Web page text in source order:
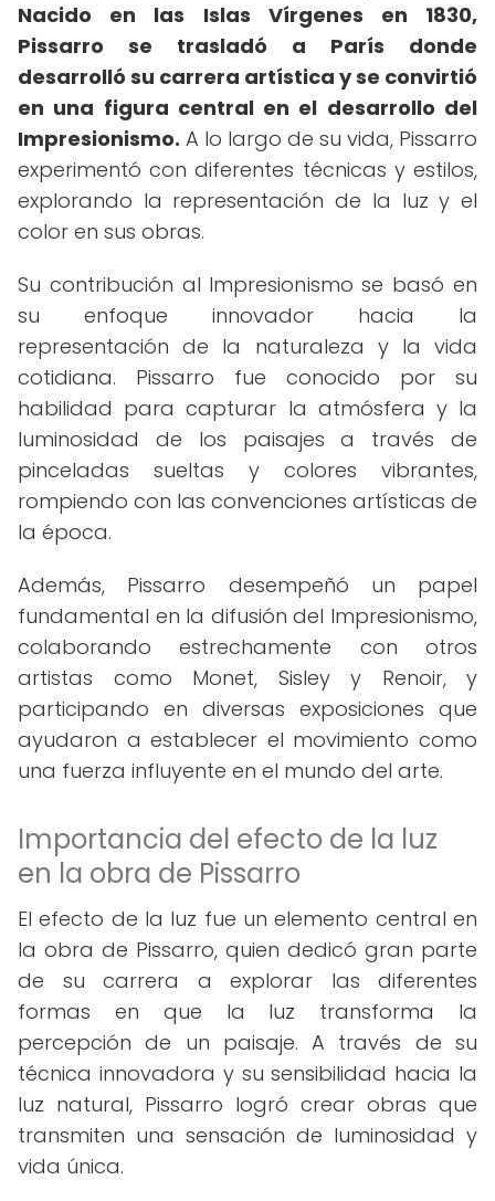
Nacido en las Islas Vírgenes en 1830,
Pissarro se trasladó a París donde
desarrolló su carrera artística y se convirtió
en una figura central en el desarrollo del
Impresionismo. A lo largo de su vida, Pissarro
experimentó con diferentes técnicas y estilos,
explorando la representación de la luz y el
color en sus obras.
Su contribución al Impresionismo se basó en
su enfoque innovador hacia la
representación de la naturaleza y la vida
cotidiana. Pissarro fue conocido por su
habilidad para capturar la atmósfera y la
luminosidad de los paisajes a través de
pinceladas sueltas y colores vibrantes,
rompiendo con las convenciones artísticas de
la época.
Además, Pissarro desempeñó un papel
fundamental en la difusión del Impresionismo,
colaborando estrechamente con otros
artistas como Monet, Sisley y Renoir, y
participando en diversas exposiciones que
ayudaron a establecer el movimiento como
una fuerza influyente en el mundo del arte.
Importancia del efecto de la luz
en la obra de Pissarro
El efecto de la luz fue un elemento central en
la obra de Pissarro, quien dedicó gran parte
de su carrera a explorar las diferentes
formas en que la luz transforma la
percepción de un paisaje. A través de su
técnica innovadora y su sensibilidad hacia la
luz natural, Pissarro logró crear obras que
transmiten una sensación de luminosidad y
vida única.